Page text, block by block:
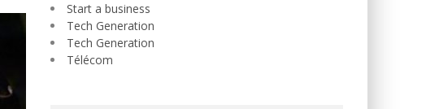
Start a business
Tech Generation
Tech Generation
Télécom